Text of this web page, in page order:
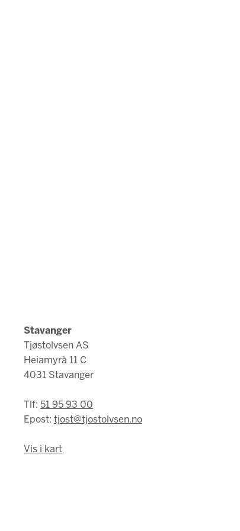
Stavanger
Tjøstolvsen AS
Heiamyrå 11 C
4031 Stavanger
Tlf: 51 95 93 00
Epost: tjost@tjostolvsen.no
Vis i kart